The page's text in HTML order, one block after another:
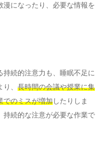
になったり、必要な情報を
続的注意力も、睡眠不足に
、 長時間の会議や授業に集
でのミスが増加したりしま
持続的な注意が必要な作業で